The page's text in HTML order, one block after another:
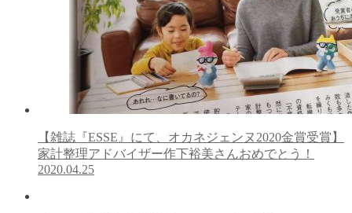
【雑誌『ESSE』にて、オカネジェンヌ2020金賞受賞】
家計整理アドバイザー作下裕美さんおめでとう！
2020.04.25